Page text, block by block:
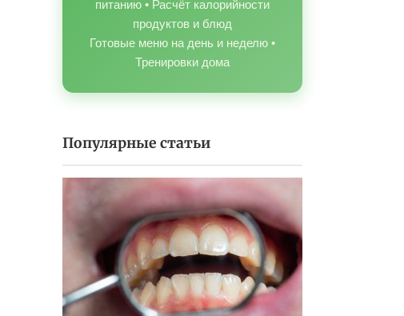
питанию • Расчёт калорийности
продуктов и блюд
Готовые меню на день и неделю •
Тренировки дома
Популярные статьи